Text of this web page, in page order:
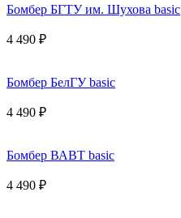
Бомбер БГТУ им. Шухова basic
4 490 ₽
Бомбер БелГУ basic
4 490 ₽
Бомбер ВАВТ basic
4 490 ₽